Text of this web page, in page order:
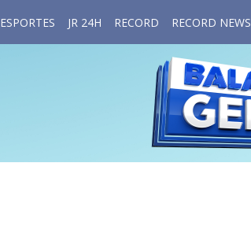
ESPORTES JR 24H RECORD RECORD NEWS